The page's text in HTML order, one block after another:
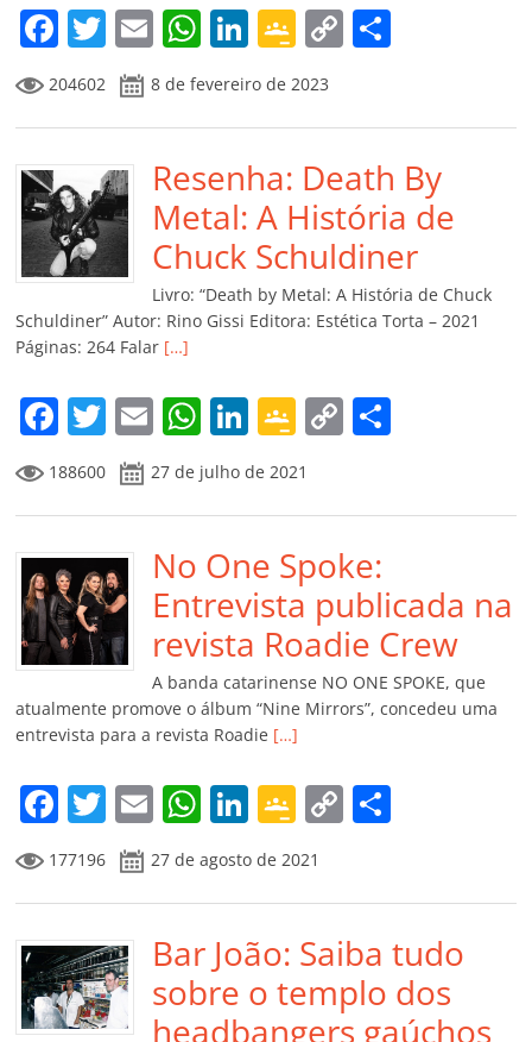
F
a
c
e
b
o
o
k
T
w
itt
er
E
m
ai
l
W
at
s
A
p
p
Li
k
e
dI
n
G
o
o
gl
e
Cl
a
ss
ro
m
C
y
Li
n
k
p
ar
til
h
ar
204602 8 de fevereiro de 2023
Resenha: Death By
Metal: A História de
Chuck Schuldiner
Livro: “Death by Metal: A História de Chuck
Schuldiner” Autor: Rino Gissi Editora: Estética Torta – 2021
Páginas: 264 Falar […]
F
a
c
e
b
o
o
k
T
w
itt
er
E
m
ai
l
W
h
at
s
A
p
p
Li
n
k
e
dI
n
G
o
o
gl
e
Cl
a
ss
ro
o
m
C
y
Li
n
k
p
til
h
ar
188600 27 de julho de 2021
No One Spoke:
Entrevista publicada na
revista Roadie Crew
A banda catarinense NO ONE SPOKE, que
atualmente promove o álbum “Nine Mirrors”, concedeu uma
entrevista para a revista Roadie […]
F
a
c
e
b
o
o
T
w
itt
er
E
m
ai
l
W
at
s
A
p
p
Li
n
k
e
dI
n
G
o
o
gl
e
Cl
a
C
y
Li
n
k
p
ar
til
h
177196 27 de agosto de 2021
Bar João: Saiba tudo
sobre o templo dos
headbangers gaúchos